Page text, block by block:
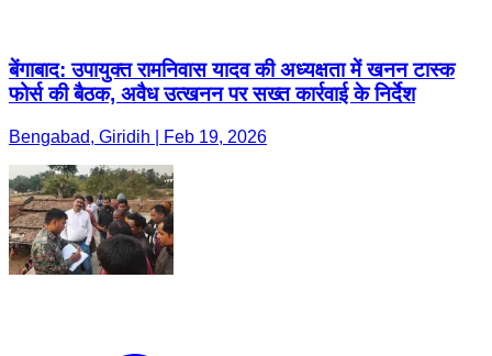
बेंगाबाद: उपायुक्त रामनिवास यादव की अध्यक्षता में खनन टास्क
फोर्स की बैठक, अवैध उत्खनन पर सख्त कार्रवाई के निर्देश
Bengabad, Giridih | Feb 19, 2026